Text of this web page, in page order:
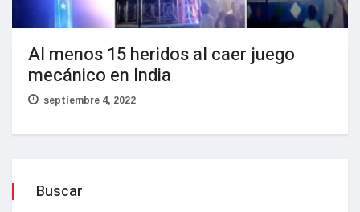
Al menos 15 heridos al caer juego
mecánico en India
septiembre 4, 2022
Buscar